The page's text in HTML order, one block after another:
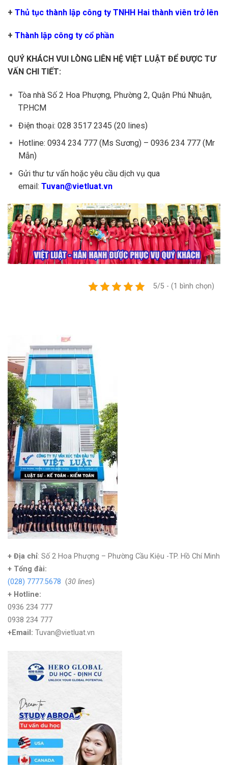
+ Thủ tục thành lập công ty TNHH Hai thành viên trở lên
+ Thành lập công ty cổ phần
QUÝ KHÁCH VUI LÒNG LIÊN HỆ VIỆT LUẬT ĐỂ ĐƯỢC TƯ
VẤN CHI TIẾT:
Tòa nhà Số 2 Hoa Phượng, Phường 2, Quận Phú Nhuận,
TP.HCM
Điện thoại: 028 3517 2345 (20 lines)
Hotline: 0934 234 777 (Ms Sương) – 0936 234 777 (Mr
Mẫn)
Gửi thư tư vấn hoặc yêu cầu dịch vụ qua
email: Tuvan@vietluat.vn
5/5 - (1 bình chọn)
+ Địa chỉ: Số 2 Hoa Phượng – Phường Cầu Kiệu -TP. Hồ Chí Minh
+ Tổng đài:
(028) 7777.5678 (30 lines)
+ Hotline:
0936 234 777
0938 234 777
+Email: Tuvan@vietluat.vn